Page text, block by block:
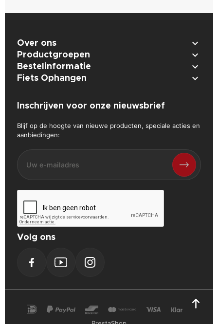
Over ons 
Productgroepen 
Bestelinformatie 
Fiets Ophangen 
Inschrijven voor onze nieuwsbrief
Blijf op de hoogte van nieuwe producten, speciale acties en
aanbiedingen:
Volg ons
PrestaShop